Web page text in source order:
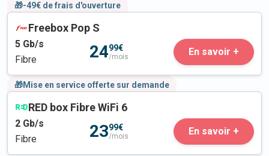
🎁-49€ de frais d'ouverture
Freebox Pop S
5 Gb/s
Fibre
2499€
/mois En savoir +
🎁Mise en service offerte sur demande
RED box Fibre WiFi 6
2 Gb/s
Fibre
2399€
/mois En savoir +